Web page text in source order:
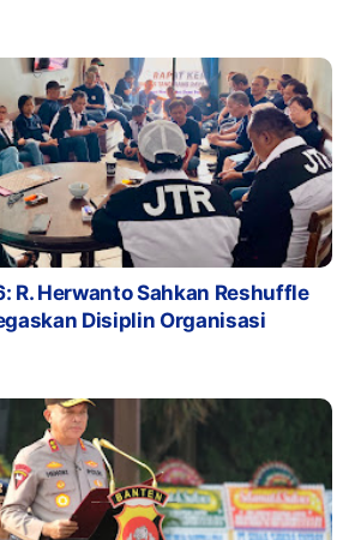
R. Herwanto Sahkan Reshuffle
Disiplin Organisasi